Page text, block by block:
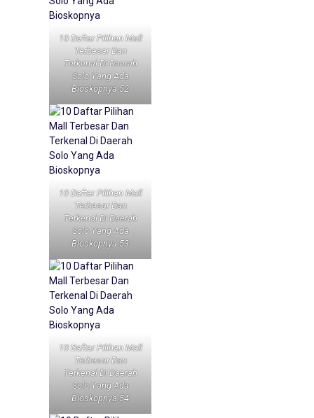
10 Daftar Pilihan Mall
Terbesar Dan
Terkenal Di Daerah
Solo Yang Ada
Bioskopnya 52
10 Daftar Pilihan Mall
Terbesar Dan
Terkenal Di Daerah
Solo Yang Ada
Bioskopnya 53
10 Daftar Pilihan Mall
Terbesar Dan
Terkenal Di Daerah
Solo Yang Ada
Bioskopnya 54